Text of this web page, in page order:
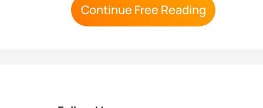
Continue Free Reading